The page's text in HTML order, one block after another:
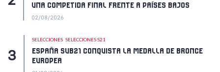
UNA COMPETIDA FINAL FRENTE A PAÍSES BAJOS
02/08/2026
SELECCIONES SELECCIONES S21
ESPAÑA SUB21 CONQUISTA LA MEDALLA DE BRONCE
EUROPEA